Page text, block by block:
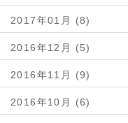
2017年01月 (8)
2016年12月 (5)
2016年11月 (9)
2016年10月 (6)